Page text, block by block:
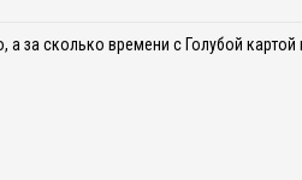
а за сколько времени с Голубой